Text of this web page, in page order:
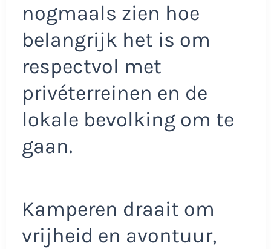
nogmaals zien hoe
belangrijk het is om
respectvol met
privéterreinen en de
lokale bevolking om te
gaan.
Kamperen draait om
vrijheid en avontuur,